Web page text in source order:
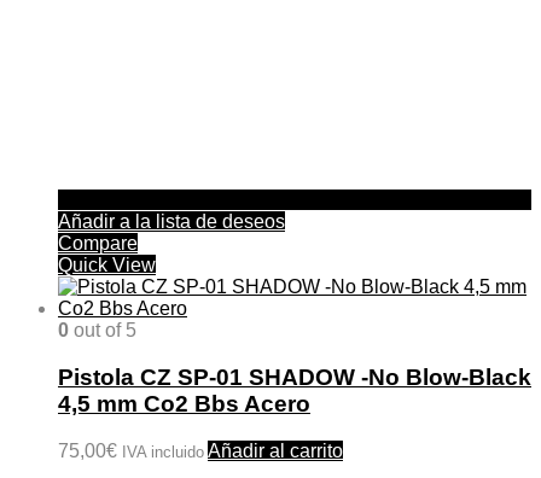
Añadir a la lista de deseos
Compare
Quick View
0 out of 5
Pistola CZ SP-01 SHADOW -No Blow-Black
4,5 mm Co2 Bbs Acero
75,00€ IVA incluido Añadir al carrito